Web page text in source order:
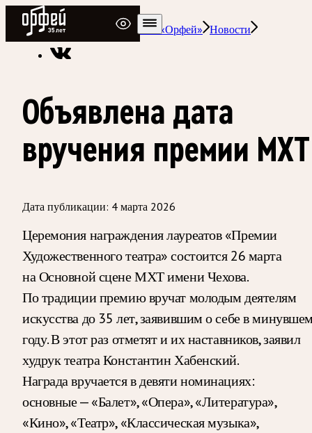
Радио Орфей
Радио классической музыки «Орфей» Новости
Объявлена дата
вручения премии МХТ
Дата публикации: 4 марта 2026
Церемония награждения лауреатов «Премии
Художественного театра» состоится 26 марта
на Основной сцене МХТ имени Чехова.
По традиции премию вручат молодым деятелям
искусства до 35 лет, заявившим о себе в
году. В этот раз отметят и их наставников, заявил
худрук театра Константин Хабенский.
Награда вручается в девяти номинациях:
основные — «Балет», «Опера», «Литература»,
«Кино», «Театр», «Классическая музыка»,